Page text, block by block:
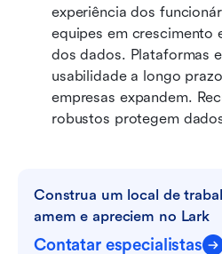
experiência dos
equipes em crescimento
dos dados. Plataformas
usabilidade a longo
empresas expandem.
robustos protegem
Construa um local de
amem e apreciem no Lark
Contatar especialistas